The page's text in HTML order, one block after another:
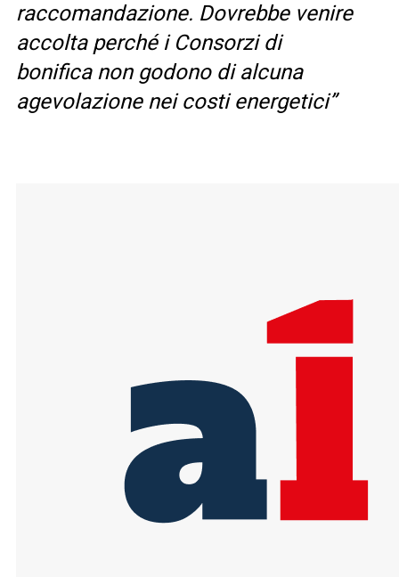
raccomandazione. Dovrebbe venire
accolta perché i Consorzi di
bonifica non godono di alcuna
agevolazione nei costi energetici”